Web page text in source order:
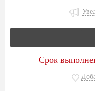
Срок